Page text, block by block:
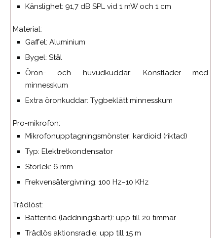
Känslighet: 91,7 dB SPL vid 1 mW och 1 cm
Material:
Gaffel: Aluminium
Bygel: Stål
Öron- och huvudkuddar: Konstläder med
minnesskum
Extra öronkuddar: Tygbeklätt minnesskum
Pro-mikrofon:
Mikrofonupptagningsmönster: kardioid (riktad)
Typ: Elektretkondensator
Storlek: 6 mm
Frekvensåtergivning: 100 Hz–10 KHz
Trådlöst:
Batteritid (laddningsbart): upp till 20 timmar
Trådlös aktionsradie: upp till 15 m